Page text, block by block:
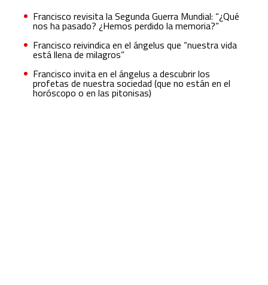
Francisco revisita la Segunda Guerra Mundial: “¿Qué
nos ha pasado? ¿Hemos perdido la memoria?”
Francisco reivindica en el ángelus que “nuestra vida
está llena de milagros”
Francisco invita en el ángelus a descubrir los
profetas de nuestra sociedad (que no están en el
horóscopo o en las pitonisas)